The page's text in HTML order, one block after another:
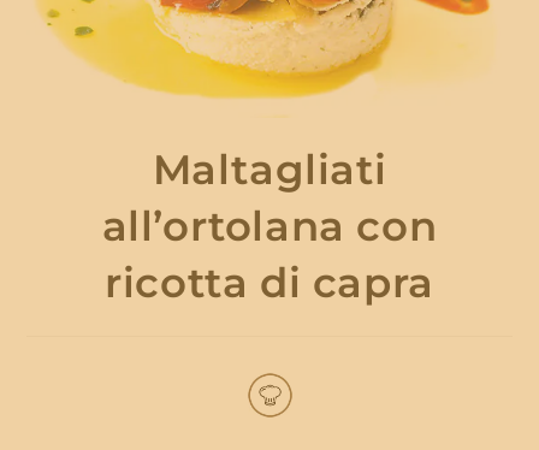
Maltagliati
all’ortolana con
ricotta di capra